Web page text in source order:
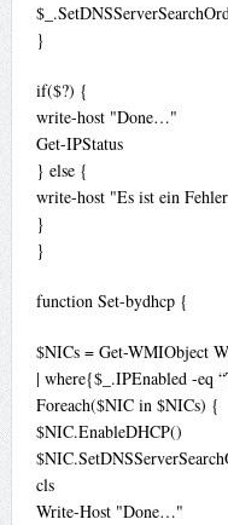
}
if($?) {
write-host "Done…"
Get-IPStatus
} else {
write-host "Es ist ein
}
}
function Set-bydhcp {
$NICs = Get-WMIObject
| where{$_.IPEnabled -eq
Foreach($NIC in $NICs) {
$NIC.EnableDHCP()
cls
Write-Host "Done…"